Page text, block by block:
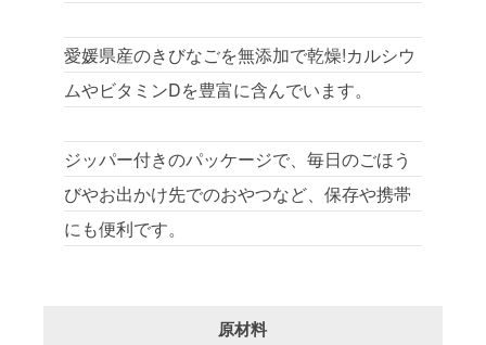
愛媛県産のきびなごを無添加で乾燥!カルシウ
ムやビタミンDを豊富に含んでいます。
ジッパー付きのパッケージで、毎日のごほう
びやお出かけ先でのおやつなど、保存や携帯
にも便利です。
原材料